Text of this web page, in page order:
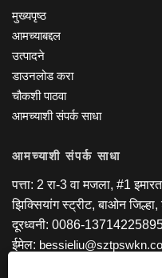
मुख्यपृष्ठ
आमच्याबद्दल
उत्पादने
डाउनलोड करा
चौकशी पाठवा
आमच्याशी संपर्क साधा
आमच्याशी संपर्क साधा
पत्ता: 2 रा-3 वा मजला, #1
झिक्सियांग स्ट्रीट, बाओन
दूरध्वनी: 0086-
ईमेल: